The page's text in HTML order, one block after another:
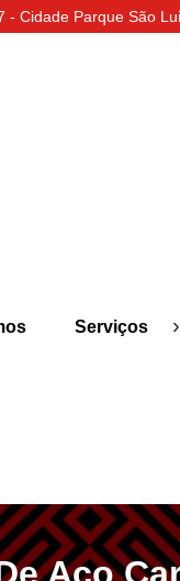
- Cidade Parque São
Serviços ›